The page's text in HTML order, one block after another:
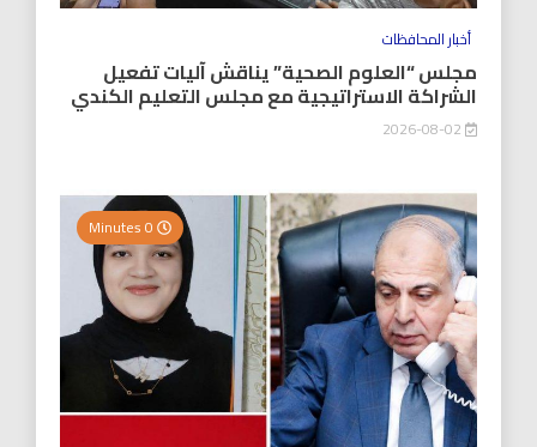
أخبار المحافظات
مجلس “العلوم الصحية” يناقش آليات تفعيل
الشراكة الاستراتيجية مع مجلس التعليم الكندي